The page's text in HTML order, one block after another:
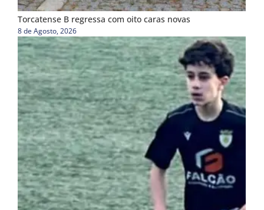
Torcatense B regressa com oito caras novas
8 de Agosto, 2026